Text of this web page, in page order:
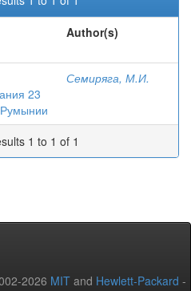
Author(s)
23
Румынии
Семиряга, М.И.
1 to 1 of 1
2026 MIT and Hewlett-Packard -